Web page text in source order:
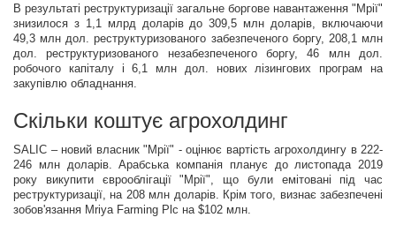
В результаті реструктуризації загальне боргове навантаження "Мрії"
знизилося з 1,1 млрд доларів до 309,5 млн доларів, включаючи
49,3 млн дол. реструктуризованого забезпеченого боргу, 208,1 млн
дол. реструктуризованого незабезпеченого боргу, 46 млн дол.
робочого капіталу і 6,1 млн дол. нових лізингових програм на
закупівлю обладнання.
Скільки коштує агрохолдинг
SALIC – новий власник "Мрії" - оцінює вартість агрохолдингу в 222-
246 млн доларів. Арабська компанія планує до листопада 2019
року викупити єврооблігації "Мрії", що були емітовані під час
реструктуризації, на 208 млн доларів. Крім того, визнає забезпечені
зобов'язання Mriya Farming Plc на $102 млн.